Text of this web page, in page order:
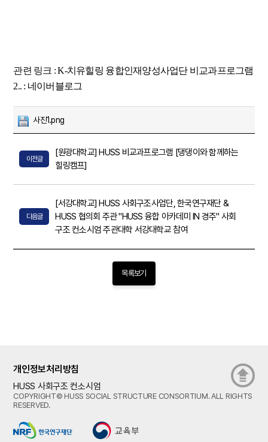
관련 링크 :K-치유힐링 융합인재양성사업단 비교과프로그램
2.. : 네이버블로그
사진1.png
이전글
[원광대학교] HUSS 비교과프로그램 [댕댕이와 함께하는
힐링캠프]
다음글
[서강대학교] HUSS 사회구조사업단, 한국연구재단 &
HUSS 협의회 주관 "HUSS 융합 아카데미 IN 경주" 사회
구조 컨소시엄 주관대학 서강대학교 참여
목록보기
개인정보처리방침
HUSS 사회구조 컨소시엄
COPYRIGHT© HUSS SOCIAL STRUCTURE CONSORTIUM. ALL RIGHTS
RESERVED.